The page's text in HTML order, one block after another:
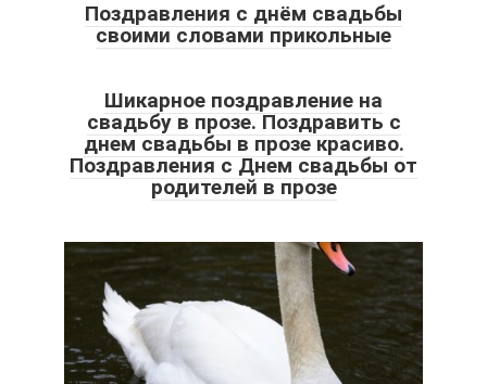
Поздравления с днём свадьбы
своими словами прикольные
Шикарное поздравление на
свадьбу в прозе. Поздравить с
днем свадьбы в прозе красиво.
Поздравления с Днем свадьбы от
родителей в прозе